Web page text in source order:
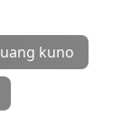
kuno